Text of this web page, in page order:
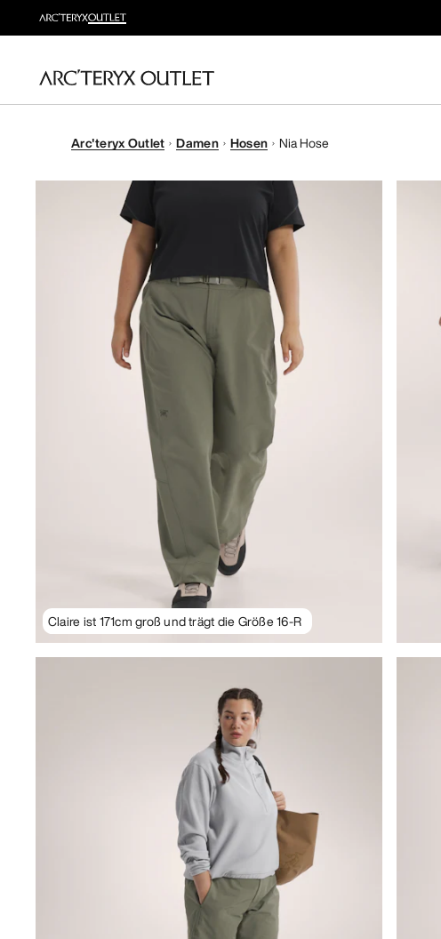
Arc'teryx Outlet Damen Hosen Nia Hose
Claire ist 171cm groß und trägt die Größe 16-R